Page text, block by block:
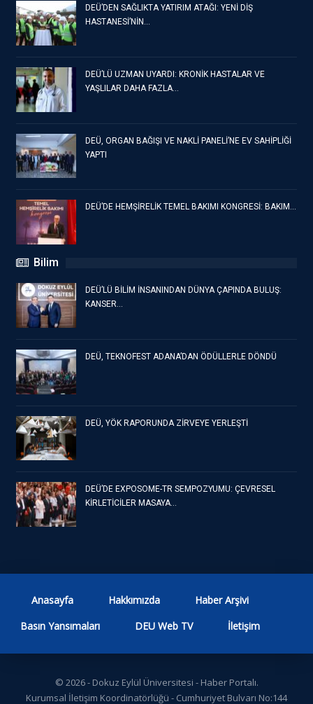
DEÜ’DEN SAĞLIKTA YATIRIM ATAĞI: YENİ DİŞ
HASTANESİ’NİN…
DEÜ’LÜ UZMAN UYARDI: KRONİK HASTALAR VE
YAŞLILAR DAHA FAZLA…
DEÜ, ORGAN BAĞIŞI VE NAKLİ PANELİ’NE EV SAHİPLİĞİ
YAPTI
DEÜ’DE HEMŞİRELİK TEMEL BAKIMI KONGRESİ: BAKIM…
Bilim
DEÜ’LÜ BİLİM İNSANINDAN DÜNYA ÇAPINDA BULUŞ:
KANSER…
DEÜ, TEKNOFEST ADANA’DAN ÖDÜLLERLE DÖNDÜ
DEÜ, YÖK RAPORUNDA ZİRVEYE YERLEŞTİ
DEÜ’DE EXPOSOME-TR SEMPOZYUMU: ÇEVRESEL
KİRLETİCİLER MASAYA…
Anasayfa Hakkımızda
Haber Arşivi
Basın Yansımaları
DEU Web TV İletişim
© 2026 - Dokuz Eylül Üniversitesi - Haber Portalı.
Kurumsal İletişim Koordinatörlüğü - Cumhuriyet Bulvarı No:144